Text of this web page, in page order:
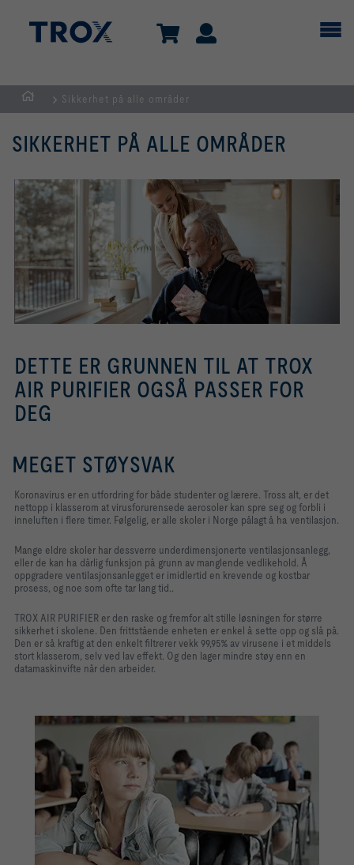
dk
Sikkerhet på alle områder
SIKKERHET PÅ ALLE OMRÅDER
DETTE ER GRUNNEN TIL AT TROX
AIR PURIFIER OGSÅ PASSER FOR
DEG
MEGET STØYSVAK
Koronavirus er en utfordring for både studenter og lærere. Tross alt, er det
nettopp i klasserom at virusforurensede aerosoler kan spre seg og forbli i
inneluften i flere timer. Følgelig, er alle skoler i Norge pålagt å ha ventilasjon.
Mange eldre skoler har dessverre underdimensjonerte ventilasjonsanlegg,
eller de kan ha dårlig funksjon på grunn av manglende vedlikehold. Å
oppgradere ventilasjonsanlegget er imidlertid en krevende og kostbar
prosess, og noe som ofte tar lang tid..
TROX AIR PURIFIER er den raske og fremfor alt stille løsningen for større
sikkerhet i skolene. Den frittstående enheten er enkel å sette opp og slå på.
Den er så kraftig at den enkelt filtrerer vekk 99,95% av virusene i et middels
stort klasserom, selv ved lav effekt. Og den lager mindre støy enn en
datamaskinvifte når den arbeider.